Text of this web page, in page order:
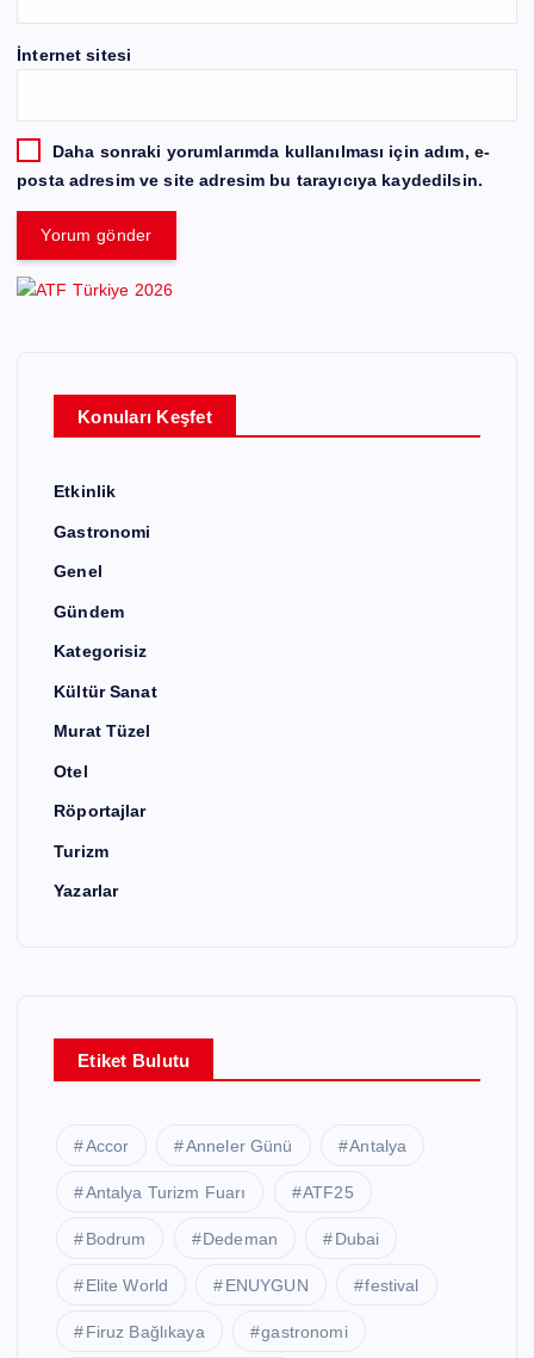
İnternet sitesi
Daha sonraki yorumlarımda kullanılması için adım, e-
posta adresim ve site adresim bu tarayıcıya kaydedilsin.
Konuları Keşfet
Etkinlik
Gastronomi
Genel
Gündem
Kategorisiz
Kültür Sanat
Murat Tüzel
Otel
Röportajlar
Turizm
Yazarlar
Etiket Bulutu
Accor Anneler Günü Antalya
Antalya Turizm Fuarı ATF25
Bodrum Dedeman Dubai
Elite World ENUYGUN festival
Firuz Bağlıkaya gastronomi